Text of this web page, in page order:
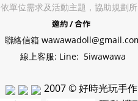
依單位需求及活動主題，協助規劃
邀約 / 合作
聯絡信箱
線上客服: Line: 5iwawawa
2007 © 好時光玩手作